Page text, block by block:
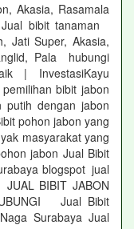
Akasia, Rasamala
bibit tanaman
Jati Super, Akasia,
Pala hubungi
| InvestasiKayu
bibit jabon
dengan jabon
pohon jabon yang
masyarakat yang
jabon Jual Bibit
blogspot jual
BIBIT JABON
Jual Bibit
Surabaya Jual